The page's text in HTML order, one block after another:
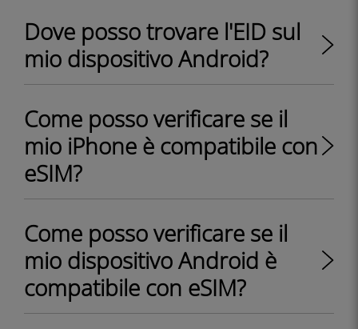
Dove posso trovare l'EID sul
mio dispositivo Android?
Come posso verificare se il
mio iPhone è compatibile con
eSIM?
Come posso verificare se il
mio dispositivo Android è
compatibile con eSIM?